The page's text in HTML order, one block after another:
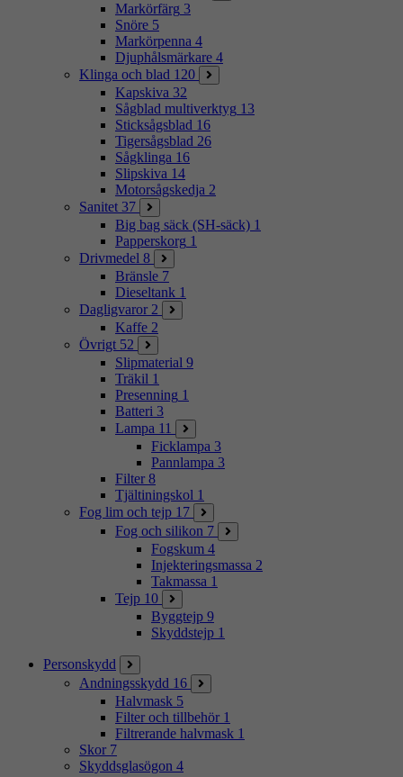
Markörfärg 3
Snöre 5
Markörpenna 4
Djuphålsmärkare 4
Klinga och blad 120
Kapskiva 32
Sågblad multiverktyg 13
Sticksågsblad 16
Tigersågsblad 26
Sågklinga 16
Slipskiva 14
Motorsågskedja 2
Sanitet 37
Big bag säck (SH-säck) 1
Papperskorg 1
Drivmedel 8
Bränsle 7
Dieseltank 1
Dagligvaror 2
Kaffe 2
Övrigt 52
Slipmaterial 9
Träkil 1
Presenning 1
Batteri 3
Lampa 11
Ficklampa 3
Pannlampa 3
Filter 8
Tjältiningskol 1
Fog lim och tejp 17
Fog och silikon 7
Fogskum 4
Injekteringsmassa 2
Takmassa 1
Tejp 10
Byggtejp 9
Skyddstejp 1
Personskydd
Andningsskydd 16
Halvmask 5
Filter och tillbehör 1
Filtrerande halvmask 1
Skor 7
Skyddsglasögon 4